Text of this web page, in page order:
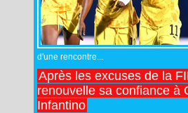
d'une rencontre...
Après les excuses de la
renouvelle sa confiance à
Infantino